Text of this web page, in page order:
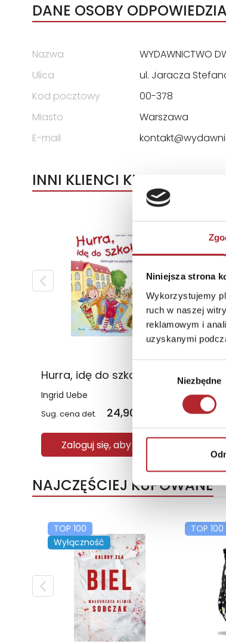
Niniejsza strona
Wykorzystujemy
ruch w naszej
reklamowym i
uzyskanymi
zgody
Niezbędne
DANE OSOBY
Nazwa
WYDAWNICTWO
Ulica
ul. Jaracza
Kod pocztowy
00-378
Miasto
Warszawa
E-mail
INNI KLIENCI KUPOWALI
Ingrid Uebe
Sug. cena det. 24,90
Zaloguj się, aby kupić
Sug. cena
NAJCZĘŚCIEJ KUPOWANE
TOP 100
Wyłączność
TOP 100